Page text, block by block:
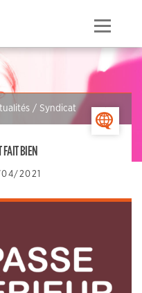
Menu
/ Syndicat
FAIT BIEN
2021